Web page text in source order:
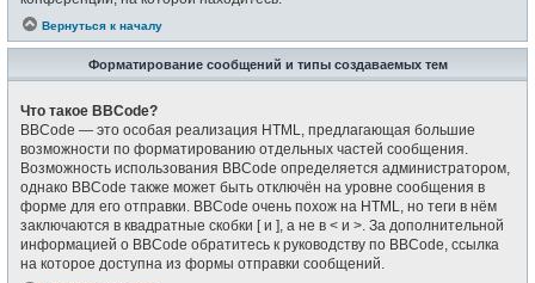
Вернуться к началу
Форматирование сообщений и типы создаваемых тем
Что такое BBCode?
BBCode — это особая реализация HTML, предлагающая большие
возможности по форматированию отдельных частей сообщения.
Возможность использования BBCode определяется администратором,
однако BBCode также может быть отключён на уровне сообщения в
форме для его отправки. BBCode очень похож на HTML, но теги в нём
заключаются в квадратные скобки [ и ], а не в < и >. За дополнительной
информацией о BBCode обратитесь к руководству по BBCode, ссылка
на которое доступна из формы отправки сообщений.